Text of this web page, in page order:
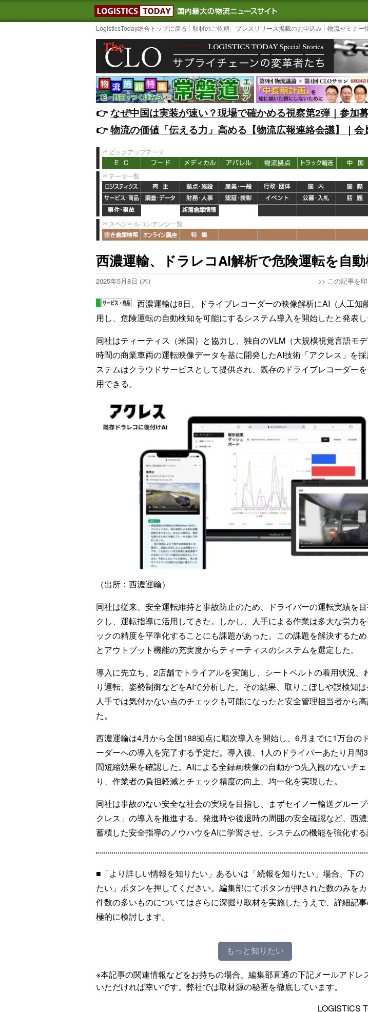
LOGISTICS TODAY｜国内最大の物流ニュースサイト
3PL, SCM
LogisticsToday総合トップに戻る 取材のご依頼、プレスリリース掲載のお申込み 物流セミナー
👉️なぜ中国は実装が速い？現場で確かめる視察第2弾｜参加
👉️物流の価値「伝える力」高める【物流広報連絡会議】｜会
ピックアップテーマ
テーマ一覧
スペシャルコンテンツ一覧
西濃運輸、ドラレコAI解析で危険運転を自
2025年5月8日 (木) >> この記事を
西濃運輸は8日、ドライブレコーダーの映像解析にAI（人工知
用し、危険運転の自動検知を可能にするシステム導入を開始したと発表し
同社はティーティス（米国）と協力し、独自のVLM（大規模視覚言語モ
時間の商業車両の運転映像データを基に開発したAI技術「アクレス」を
ステムはクラウドサービスとして提供され、既存のドライブレコーダー
用できる。
（出所：西濃運輸）
同社は従来、安全運転維持と事故防止のため、ドライバーの運転実績を
クし、運転指導に活用してきた。しかし、人手による作業は多大な労力
ックの精度を平準化することにも課題があった。この課題を解決するた
とアウトプット機能の充実度からティーティスのシステムを選定した。
導入に先立ち、2店舗でトライアルを実施し、シートベルトの着用状況、
り運転、姿勢制御などをAIで分析した。その結果、取りこぼしや誤検知は
人手では気付かない点のチェックも可能になったと安全管理担当者から
た。
西濃運輸は4月から全国188拠点に順次導入を開始し、6月までに1万台の
ーダーへの導入を完了する予定だ。導入後、1人のドライバーあたり月間
間短縮効果を確認した。AIによる全録画映像の自動かつ先入観のないチェ
り、作業者の負担軽減とチェック精度の向上、均一化を実現した。
同社は事故のない安全な社会の実現を目指し、まずセイノー輸送グルー
クレス」の導入を推進する。発進時や後退時の周囲の安全確認など、西
蓄積した安全指導のノウハウをAIに学習させ、システムの機能を強化する
■「より詳しい情報を知りたい」あるいは「続報を知りたい」場合、下の
たい」ボタンを押してください。編集部にてボタンが押された数のみをカ
件数の多いものについてはさらに深掘り取材を実施したうえで、詳細記
極的に検討します。
もっと知りたい
※本記事の関連情報などをお持ちの場合、編集部直通の下記メールアドレ
いただければ幸いです。弊社では取材源の秘匿を徹底しています。
LOGISTICS